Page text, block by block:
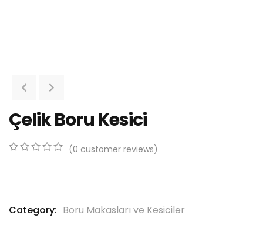
Çelik Boru Kesici
customer
(0 customer reviews)
Category: Boru Makasları ve Kesiciler